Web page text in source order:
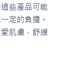
些產品可能
定的負擔。
肌膚，舒緩